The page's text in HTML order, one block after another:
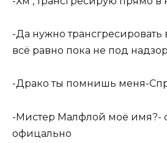
-Да нужно трансгресировать
всё равно пока не под
-Драко ты помнишь меня-
-Мистер Малфлой моё имя?-
офицально